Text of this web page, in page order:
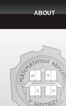
ABOUT